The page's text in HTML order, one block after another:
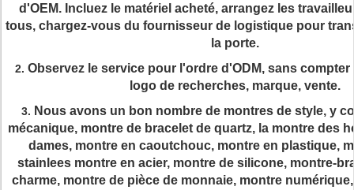
d'OEM. Incluez le matériel acheté, arrangez les
tous, chargez-vous du fournisseur de logistique pour
la porte.
2. Observez le service pour l'ordre d'ODM, sans compter
logo de recherches, marque, vente.
3. Nous avons un bon nombre de montres de style, y
mécanique,montre de bracelet de quartz, la montre des
dames, montre en caoutchouc, montre en plastique,
stainlees montre en acier, montre de silicone, montre-
charme, montre de pièce de monnaie, montre